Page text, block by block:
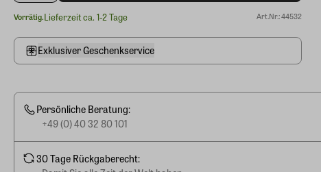
Vorrätig.Lieferzeit ca. 1-2 Tage Art.Nr.: 44532
Exklusiver Geschenkservice
Persönliche Beratung:
+49 (0) 40 32 80 101
30 Tage Rückgaberecht: